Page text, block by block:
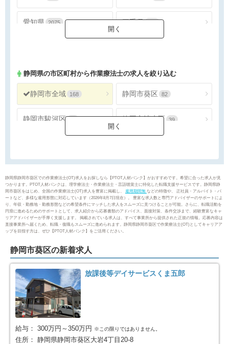
愛知県 2075 三重県
静岡県の市区町村から作業療法士の求人を絞り込む
静岡市全域 168 静岡市葵区 82
静岡市駿河区 静岡市清水区 39
三島市 19 富士宮市 40
伊東市 27 島田市 6
富士市 59
焼津市 掛川市 24
藤枝市 22
静岡県静岡市葵区での作業療法士(OT)求人をお探しなら【PTOT人材バンク】がおすすめです。希望に合った求人が見
つかります。PTOT人材バンクは、理学療法士・作業療法士・言語聴覚士に特化した転職支援サービスです。静岡県静
岡市葵区をはじめ、全国の作業療法士(OT)求人を豊富に掲載し、
雇用期間無 などの特徴や、 正社員・アルバイト・パ
ートなど、多様な雇用形態に対応しています（2026年8月7日現在）。 豊富な求人数と専門アドバイザーのサポートによ
り、年収・勤務地・勤務形態などの希望条件にマッチした求人をスムーズに見つけることが可能。さらに、転職活動を
円滑に進めるためのサポートとして、求人紹介から応募書類のアドバイス、面接対策、条件交渉まで、経験豊富なキャ
リアアドバイザーが手厚く支援します。 掲載されている求人は、すべて事業所から提供された正規の情報。応募内容は
直接事業所へ届くため、転職・復職もスムーズに進められます。静岡県静岡市葵区で作業療法士(OT)としてキャリアア
ップを目指す方は、ぜひ【PTOT人材バンク】をご活用ください。
静岡市葵区の新着求人
放課後等デイサービスくま五郎
給与： 300万円～350万円 ※この限りではありません。
住所： 静岡県静岡市葵区大岩4丁目20-8